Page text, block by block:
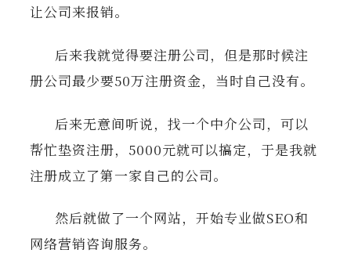
让公司来报销。
后来我就觉得要注册公司，但是那时候注
册公司最少要50万注册资金，当时自己没有。
后来无意间听说，找一个中介公司，可以
帮忙垫资注册，5000元就可以搞定，于是我就
注册成立了第一家自己的公司。
然后就做了一个网站，开始专业做SEO和
网络营销咨询服务。